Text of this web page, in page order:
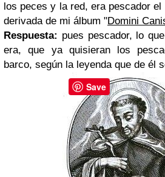
los peces y la red, era pescador
derivada de mi álbum "Domini
Respuesta: pues pescador, lo
era, que ya quisieran los
barco, según la leyenda que de él
Save